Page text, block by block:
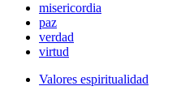
misericordia
paz
verdad
virtud
Valores espiritualidad